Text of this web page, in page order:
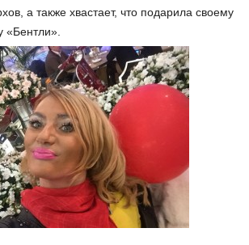
а также хвастает, что подарила своему
«Бентли».